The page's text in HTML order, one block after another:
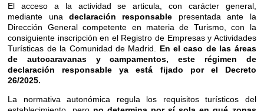
El acceso a la actividad se articula, con carácter general,
mediante unadeclaración responsable presentada ante la
Dirección General competente en materia de Turismo, con la
consiguiente inscripción en el Registro de Empresas y Actividades
Turísticas de la Comunidad de Madrid. En el caso de las áreas
de autocaravanas y campamentos, este régimen de
declaración responsable ya está fijado por el Decreto
26/2025.
La normativa autonómica regula los requisitos turísticos del